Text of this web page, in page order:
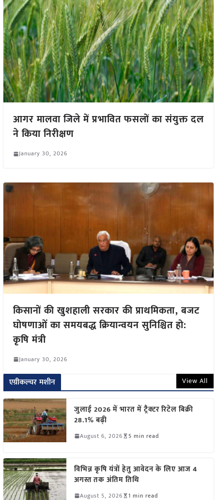
आगर मालवा जिले में प्रभावित फसलों का संयुक्त दल
ने किया निरीक्षण
January 30, 2026
किसानों की खुशहाली सरकार की प्राथमिकता, बजट
घोषणाओं का समयबद्ध क्रियान्वयन सुनिश्चित हो:
कृषि मंत्री
January 30, 2026
एग्रीकल्चर मशीन View All
जुलाई 2026 में भारत में ट्रैक्टर रिटेल बिक्री
28.1% बढ़ी
August 6, 2026 5 min read
विभिन्न कृषि यंत्रों हेतु आवेदन के लिए आज 4
अगस्त तक अंतिम तिथि
August 5, 2026 1 min read